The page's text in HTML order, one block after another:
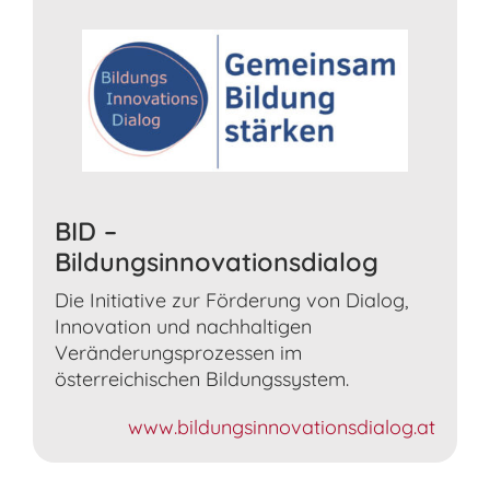
BID –
Bildungsinnovationsdialog
Die Initiative zur Förderung von Dialog,
Innovation und nachhaltigen
Veränderungsprozessen im
österreichischen Bildungssystem.
www.bildungsinnovationsdialog.at